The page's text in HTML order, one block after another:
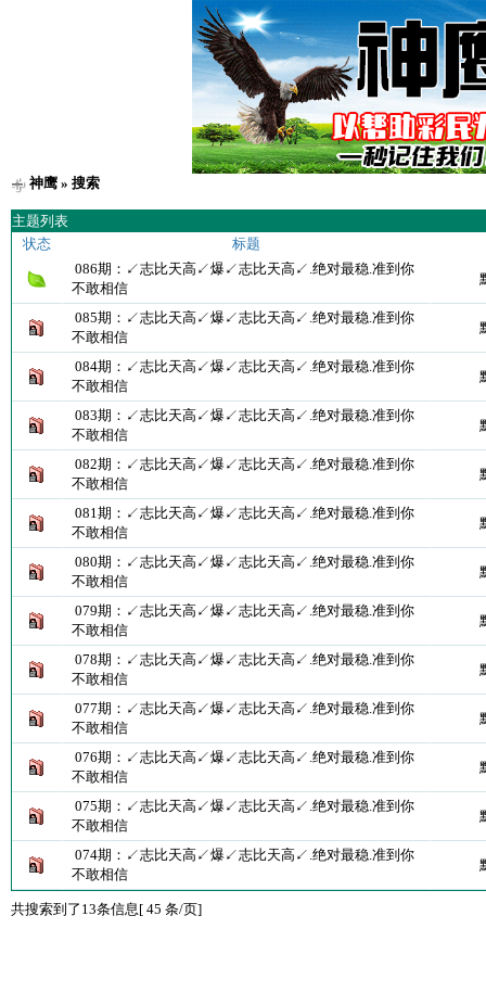
神鹰» 搜索
主题列表
状态
标题
086期：↙志比天高↙爆↙志比天高↙.绝对最稳.准到你
不敢相信
085期：↙志比天高↙爆↙志比天高↙.绝对最稳.准到你
不敢相信
084期：↙志比天高↙爆↙志比天高↙.绝对最稳.准到你
不敢相信
083期：↙志比天高↙爆↙志比天高↙.绝对最稳.准到你
不敢相信
082期：↙志比天高↙爆↙志比天高↙.绝对最稳.准到你
不敢相信
081期：↙志比天高↙爆↙志比天高↙.绝对最稳.准到你
不敢相信
080期：↙志比天高↙爆↙志比天高↙.绝对最稳.准到你
不敢相信
079期：↙志比天高↙爆↙志比天高↙.绝对最稳.准到你
不敢相信
078期：↙志比天高↙爆↙志比天高↙.绝对最稳.准到你
不敢相信
077期：↙志比天高↙爆↙志比天高↙.绝对最稳.准到你
不敢相信
076期：↙志比天高↙爆↙志比天高↙.绝对最稳.准到你
不敢相信
075期：↙志比天高↙爆↙志比天高↙.绝对最稳.准到你
不敢相信
074期：↙志比天高↙爆↙志比天高↙.绝对最稳.准到你
不敢相信
共搜索到了13条信息[ 45 条/页]